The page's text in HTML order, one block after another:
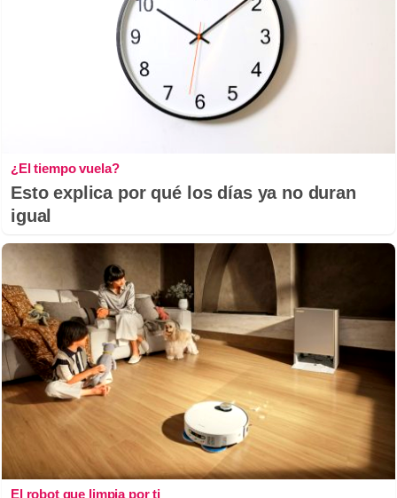
¿El tiempo vuela?
Esto explica por qué los días ya no duran
igual
El robot que limpia por ti